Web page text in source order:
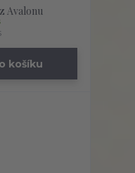
Avalonu
košíku